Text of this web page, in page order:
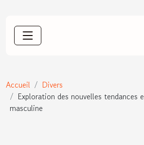
Accueil
Divers
Exploration des nouvelles tendances
masculine